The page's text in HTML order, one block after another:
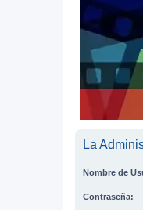
La
Nombre de
Contraseña: